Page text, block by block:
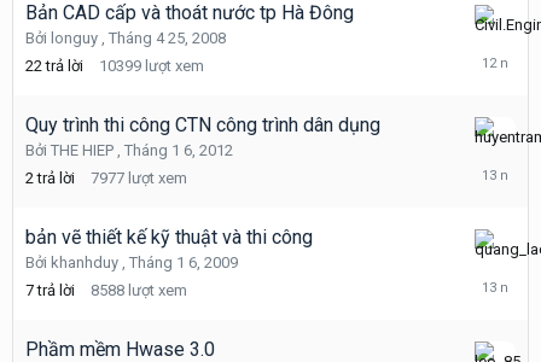
Bản CAD cấp và thoát nước tp Hà Đông
Bởi longuy , Tháng 4 25, 2008
22 trả lời 10399 lượt xem
Tháng
Quy trình thi công CTN công trình dân dụng
Bởi THE HIEP , Tháng 1 6, 2012
2 trả lời 7977 lượt xem
Tháng
bản vẽ thiết kế kỹ thuật và thi công
Bởi khanhduy , Tháng 1 6, 2009
7 trả lời 8588 lượt xem
Tháng
Phầm mềm Hwase 3.0